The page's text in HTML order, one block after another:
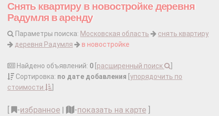
Снять квартиру в новостройке деревня
Радумля в аренду
Параметры поиска: Московская область
снять квартиру
деревня Радумля
в новостройке
Найдено объявлений: 0 расширенный поиск
Сортировка: по дате добавления упорядочить по
стоимости
-избранное | -показать на карте